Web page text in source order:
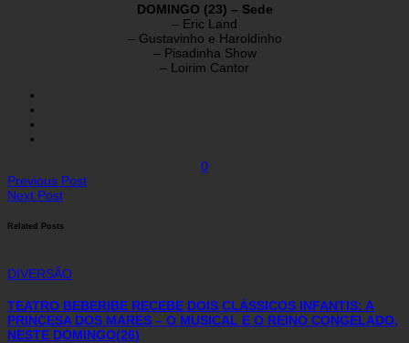
DOMINGO (23) – Sede
– Eric Land
– Gustavinho e Haroldinho
– Pisadinha Show
– Loirim Cantor
0
Previous Post
Next Post
Related Posts
DIVERSÃO
TEATRO BEBERIBE RECEBE DOIS CLÁSSICOS INFANTIS: A
PRINCESA DOS MARES – O MUSICAL E O REINO CONGELADO,
NESTE DOMINGO(26)